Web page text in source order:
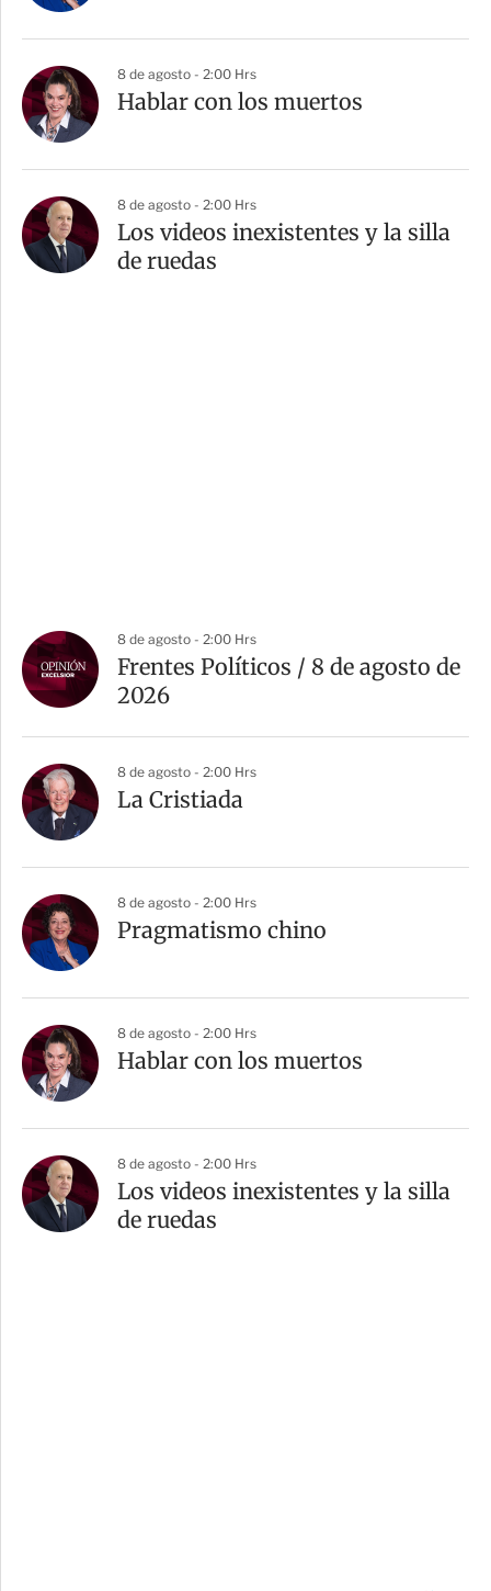
8 de agosto - 2:00 Hrs
Hablar con los muertos
8 de agosto - 2:00 Hrs
Los videos inexistentes y la silla
de ruedas
8 de agosto - 2:00 Hrs
Frentes Políticos / 8 de agosto de
2026
8 de agosto - 2:00 Hrs
La Cristiada
8 de agosto - 2:00 Hrs
Pragmatismo chino
8 de agosto - 2:00 Hrs
Hablar con los muertos
8 de agosto - 2:00 Hrs
Los videos inexistentes y la silla
de ruedas